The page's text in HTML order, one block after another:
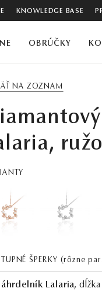
KNOWLEDGE BASE
OBRÚČKY
NA ZOZNAM
ŠPERKY (rôzne
Lalaria,